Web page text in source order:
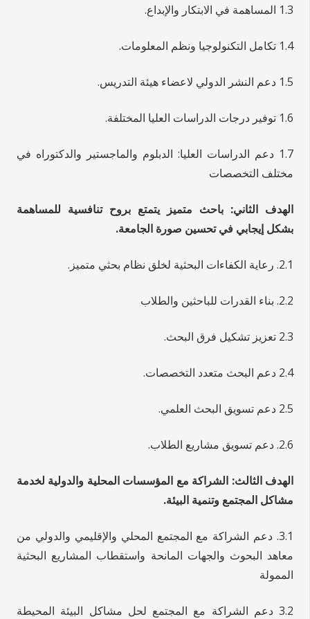
1.3 المساهمة في الابتكار والإبداع.
1.4 تكامل التكنولوجيا ونظم المعلومات.
1.5 دعم النشر الدولي لاعضاء هيئة التدريس.
1.6 توفير درجات الدراسات العليا المختلفة.
1.7 دعم الدراسات العليا: الدبلوم والماجستير والدكتوراه في
مختلف التخصصات
الهدف الثاني: باحث متميز يتمتع بروح تنافسية للمساهمة
بشكل إيجابي في تحسين صورة الجامعة.
2.1. رعاية الكفاءات البحثية لخلق نظام بحثي متميز.
2.2. بناء القدرات للباحثين والطلاب
2.3 تعزيز تشكيل فرق البحث.
2.4 دعم البحث متعدد التخصصات.
2.5 دعم تسويق البحث العلمي.
2.6. دعم تسويق مشاريع الطلاب.
الهدف الثالث: الشراكة مع المؤسسات المحلية والدولية لخدمة
مشاكل المجتمع وتنمية البيئة.
3.1. دعم الشراكة مع المجتمع المحلي والإقليمي والدولي من
معاهد البحوث والجهات المانحة واستقطاب المشاريع البحثية
الممولة
3.2 دعم الشراكة مع المجتمع لحل مشاكل البيئة المحيطة